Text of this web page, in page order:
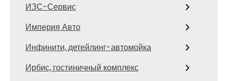
ИЗС-Сервис
Империя Авто
Инфинити, детейлинг-автомойка
Ирбис, гостиничный комплекс